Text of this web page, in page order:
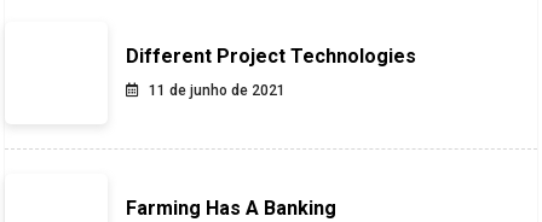
Different Project Technologies
11 de junho de 2021
Farming Has A Banking